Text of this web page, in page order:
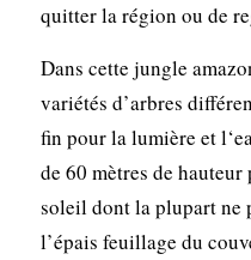
quitter la région ou de
Dans cette jungle
variétés d’arbres
fin pour la lumière et
de 60 mètres de
soleil dont la plupart ne
l’épais feuillage du